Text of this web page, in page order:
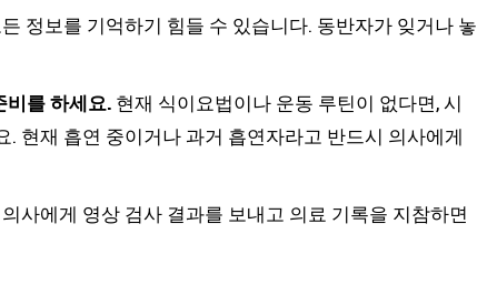
정보를 기억하기 힘들 수 있습니다. 동반자가 잊거나 놓
비를 하세요. 현재 식이요법이나 운동 루틴이 없다면, 시
현재 흡연 중이거나 과거 흡연자라고 반드시 의사에게
사에게 영상 검사 결과를 보내고 의료 기록을 지참하면